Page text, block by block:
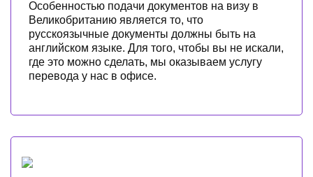
Особенностью подачи документов на визу в
Великобританию является то, что
русскоязычные документы должны быть на
английском языке. Для того, чтобы вы не искали,
где это можно сделать, мы оказываем услугу
перевода у нас в офисе.